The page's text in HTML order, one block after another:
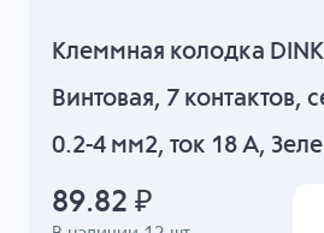
Клеммная колодка
Винтовая, 7 контактов,
0.2-4 мм2, ток 18 A,
89.82 ₽